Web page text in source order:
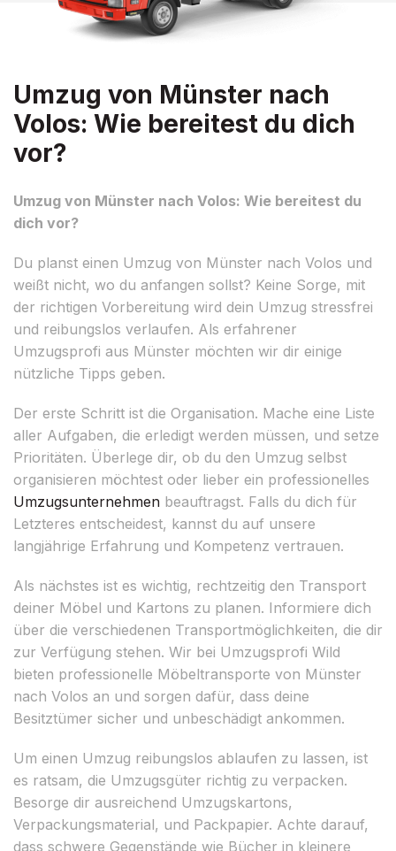
Umzug von Münster nach
Volos: Wie bereitest du dich
vor?
Umzug von Münster nach Volos: Wie bereitest du
dich vor?
Du planst einen Umzug von Münster nach Volos und
weißt nicht, wo du anfangen sollst? Keine Sorge, mit
der richtigen Vorbereitung wird dein Umzug stressfrei
und reibungslos verlaufen. Als erfahrener
Umzugsprofi aus Münster möchten wir dir einige
nützliche Tipps geben.
Der erste Schritt ist die Organisation. Mache eine Liste
aller Aufgaben, die erledigt werden müssen, und setze
Prioritäten. Überlege dir, ob du den Umzug selbst
organisieren möchtest oder lieber ein professionelles
Umzugsunternehmen beauftragst. Falls du dich für
Letzteres entscheidest, kannst du auf unsere
langjährige Erfahrung und Kompetenz vertrauen.
Als nächstes ist es wichtig, rechtzeitig den Transport
deiner Möbel und Kartons zu planen. Informiere dich
über die verschiedenen Transportmöglichkeiten, die dir
zur Verfügung stehen. Wir bei Umzugsprofi Wild
bieten professionelle Möbeltransporte von Münster
nach Volos an und sorgen dafür, dass deine
Besitztümer sicher und unbeschädigt ankommen.
Um einen Umzug reibungslos ablaufen zu lassen, ist
es ratsam, die Umzugsgüter richtig zu verpacken.
Besorge dir ausreichend Umzugskartons,
Verpackungsmaterial, und Packpapier. Achte darauf,
dass schwere Gegenstände wie Bücher in kleinere